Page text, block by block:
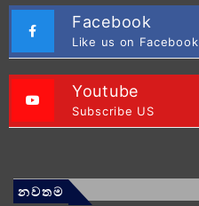
Facebook
Like us on Facebook
Youtube
Subscribe US
නවතම